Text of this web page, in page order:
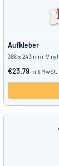
Aufkleber
388 x 243 mm, Vinyl
€23.79 mit MwSt.